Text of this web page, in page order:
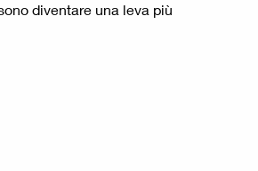
diventare una leva più